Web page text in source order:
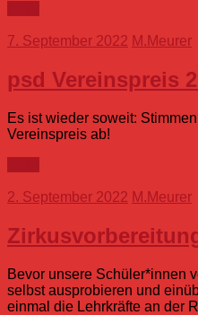
7. September 2022 M.Meurer
psd Vereinspreis
Es ist wieder soweit:
Vereinspreis ab!
2. September 2022 M.Meurer
Bevor unsere Schüler*innen
selbst ausprobieren und
einmal die Lehrkräfte an der